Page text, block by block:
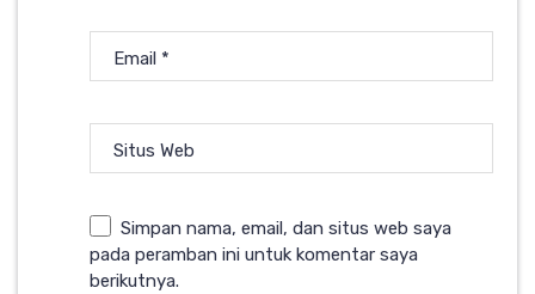
Email *
Situs Web
Simpan nama, email, dan situs web saya
pada peramban ini untuk komentar saya
berikutnya.